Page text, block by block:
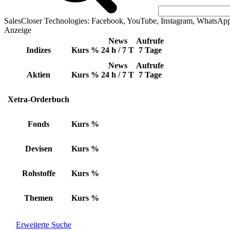
SalesCloser Technologies: Facebook, YouTube, Instagram,
Anzeige
Indizes Kurs %
News
24 h / 7 T
Aufrufe
7 Tage
Aktien Kurs %
News
24 h / 7 T
Aufrufe
7 Tage
Xetra-Orderbuch
Fonds Kurs %
Devisen Kurs %
Rohstoffe Kurs %
Themen Kurs %
Erweiterte Suche